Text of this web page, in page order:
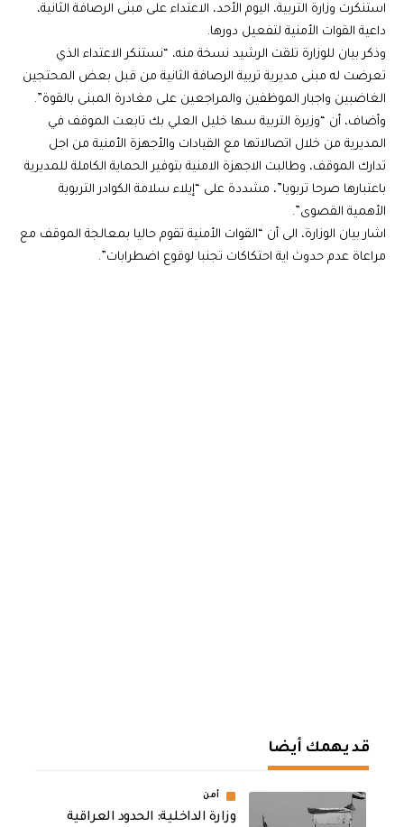
استنكرت وزارة التربية، اليوم الأحد، الاعتداء على مبنى الرصافة الثانية،
داعية القوات الأمنية لتفعيل دورها.
وذكر بيان للوزارة تلقت الرشيد نسخة منه، “نستنكر الاعتداء الذي
تعرضت له مبنى مديرية تربية الرصافة الثانية من قبل بعض المحتجين
الغاضبين واجبار الموظفين والمراجعين على مغادرة المبنى بالقوة”.
وأضاف، أن “وزيرة التربية سها خليل العلي بك تابعت الموقف في
المديرية من خلال اتصالاتها مع القيادات والأجهزة الأمنية من اجل
تدارك الموقف، وطالبت الاجهزة الامنية بتوفير الحماية الكاملة للمديرية
باعتبارها صرحا تربويا”، مشددة على “إيلاء سلامة الكوادر التربوية
الأهمية القصوى”.
اشار بيان الوزارة، الى أن “القوات الأمنية تقوم حاليا بمعالجة الموقف مع
مراعاة عدم حدوث اية احتكاكات تجنبا لوقوع اضطرابات”.
قد يهمك أيضا
أمن
وزارة الداخلية: الحدود العراقية